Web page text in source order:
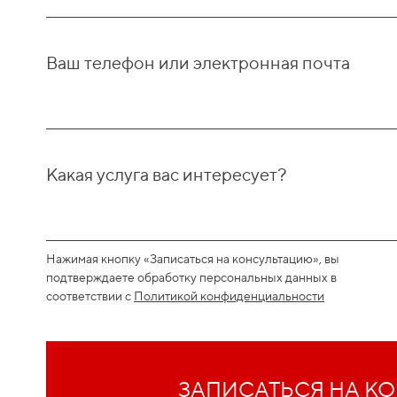
Ваш телефон или электронная почта
Какая услуга вас интересует?
Нажимая кнопку «Записаться на консультацию», вы
подтверждаете обработку персональных данных в
соответствии с Политикой конфиденциальности
ЗАПИСАТЬСЯ НА